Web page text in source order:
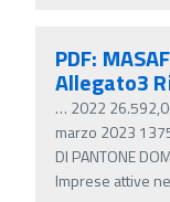
PDF:
Allegato3
… 2022
marzo 2023
DI PANTONE
Imprese attive